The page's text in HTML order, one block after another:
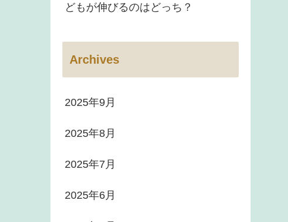
どもが伸びるのはどっち？
Archives
2025年9月
2025年8月
2025年7月
2025年6月